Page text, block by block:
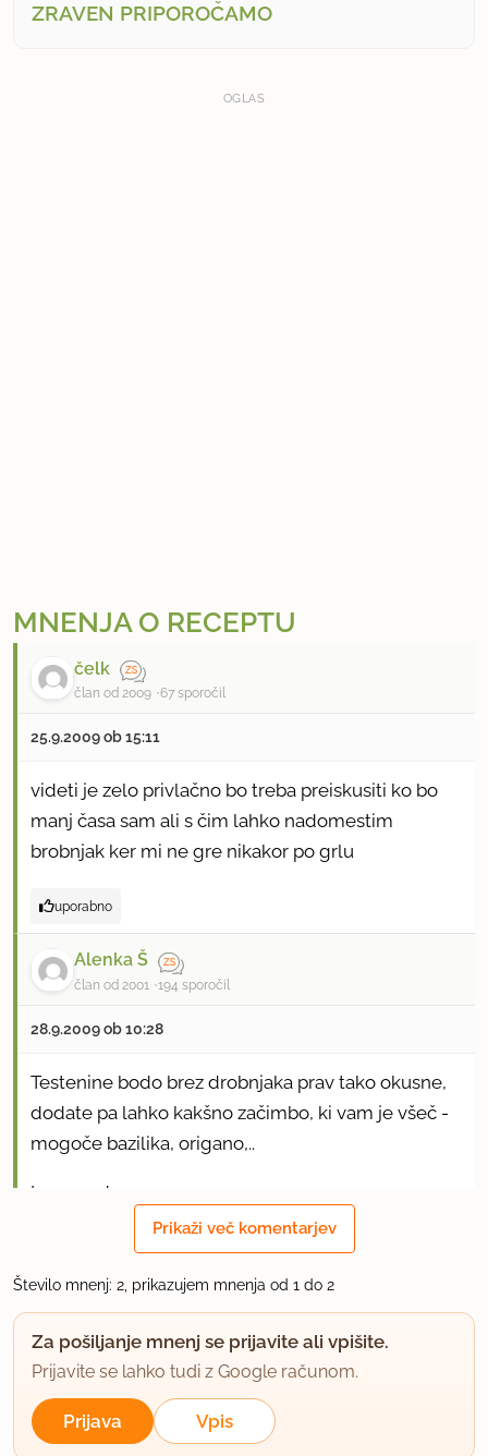
ZRAVEN PRIPOROČAMO
OGLAS
MNENJA O RECEPTU
čelk
član od 2009 67 sporočil
25.9.2009 ob 15:11
videti je zelo privlačno bo treba preiskusiti ko bo
manj časa sam ali s čim lahko nadomestim
brobnjak ker mi ne gre nikakor po grlu
uporabno
Alenka Š
član od 2001 194 sporočil
28.9.2009 ob 10:28
Testenine bodo brez drobnjaka prav tako okusne,
dodate pa lahko kakšno začimbo, ki vam je všeč -
mogoče bazilika, origano,..
Lep pozdrav.
Prikaži več komentarjev
Število mnenj: 2, prikazujem mnenja od 1 do 2
Za pošiljanje mnenj se prijavite ali vpišite.
Prijavite se lahko tudi z Google računom.
Prijava Vpis